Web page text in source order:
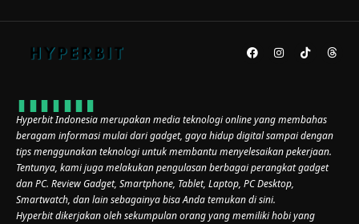
Hyperbit Indonesia merupakan media teknologi online yang membahas
beragam informasi mulai dari gadget, gaya hidup digital sampai dengan
tips menggunakan teknologi untuk membantu menyelesaikan pekerjaan.
Tentunya, kami juga melakukan pengulasan berbagai perangkat gadget
dan PC. Review Gadget, Smartphone, Tablet, Laptop, PC Desktop,
Smartwatch, dan lain sebagainya bisa Anda temukan di sini.
Hyperbit dikerjakan oleh sekumpulan orang yang memiliki hobi yang